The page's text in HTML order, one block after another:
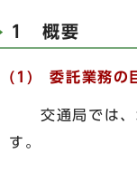
1 概要
(1) 委託業務の
交通局では、地
す。